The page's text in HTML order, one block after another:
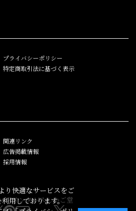
プライバシーポリシー
特定商取引法に基づく表示
関連リンク
広告掲載情報
採用情報
ジメンタルスしかご堂
り快適なサービスをご
用しております。